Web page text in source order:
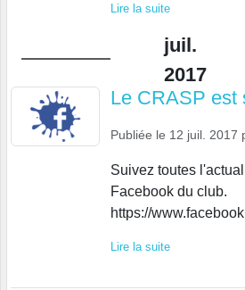
Lire la suite
juil.
2017
Le CRASP est
Publiée le 12 juil. 2017
Suivez toutes
Facebook du club.
https://
Lire la suite